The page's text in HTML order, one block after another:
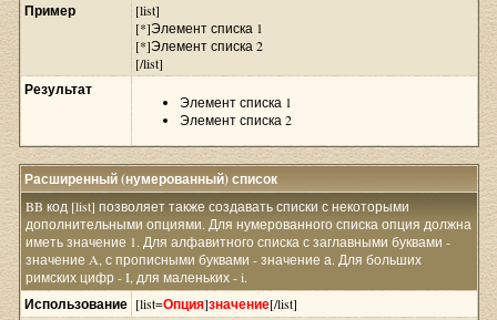
Пример
[list]
[*]Элемент списка 1
[*]Элемент списка 2
[/list]
Результат
Элемент списка 1
Элемент списка 2
Расширенный (нумерованный) список
BB код [list] позволяет также создавать списки с некоторыми
дополнительными опциями. Для нумерованного списка опция должна
иметь значение 1. Для алфавитного списка с заглавными буквами -
значение A, с прописными буквами - значение а. Для больших
римских цифр - I, для маленьких - i.
Использование [list=Опция]значение[/list]